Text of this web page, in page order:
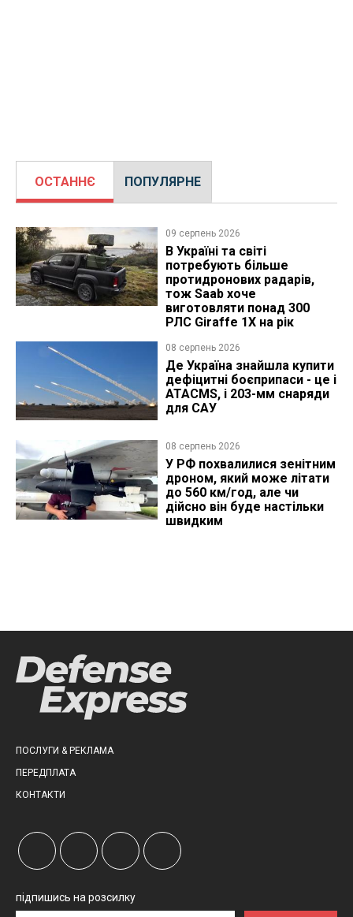
ОСТАННЄ ПОПУЛЯРНЕ
09 серпень 2026
В Україні та світі
потребують більше
протидронових радарів,
тож Saab хоче
виготовляти понад 300
РЛС Giraffe 1X на рік
08 серпень 2026
Де Україна знайшла купити
дефіцитні боєприпаси - це і
ATACMS, і 203-мм снаряди
для САУ
08 серпень 2026
У РФ похвалилися зенітним
дроном, який може літати
до 560 км/год, але чи
дійсно він буде настільки
швидким
ПОСЛУГИ & РЕКЛАМА
ПЕРЕДПЛАТА
КОНТАКТИ
підпишись на розсилку